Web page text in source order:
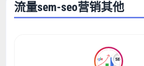
流量sem-seo营销其他